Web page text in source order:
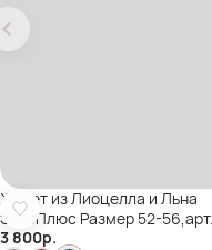
Жилет из Лиоцелла и Льна
ЭттоПлюс Размер 52-56,арт.
88125
3 800р.